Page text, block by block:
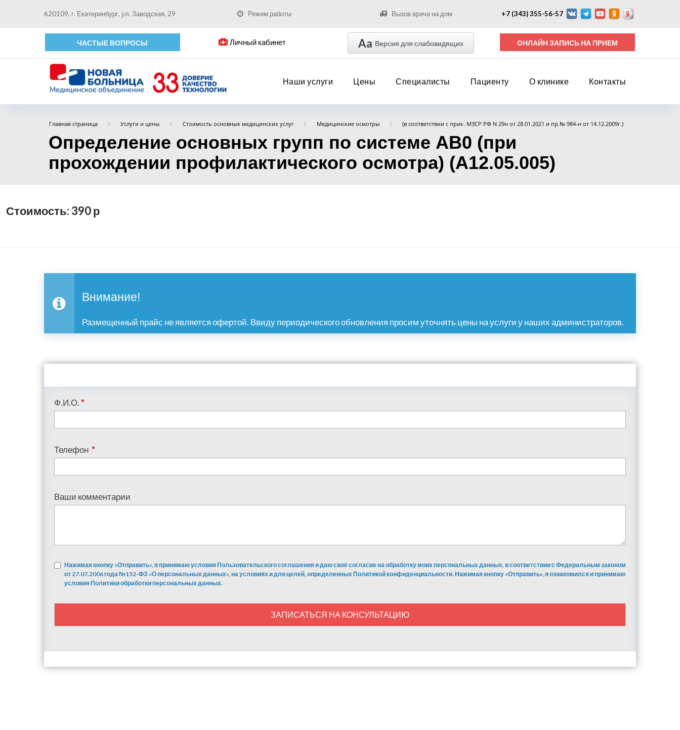
620109, г. Екатеринбург, ул. Заводская, 29 Режим работы Вызов врача на дом +7 (343) 355-56-57
ЧАСТЫЕ ВОПРОСЫ Личный кабинет Aa Версия для слабовидящих ОНЛАЙН ЗАПИСЬ НА ПРИЕМ
Наши услуги Цены Специалисты Пациенту О клинике Контакты
Главная страница Услуги и цены Стоимость основных медицинских услуг Медицинские осмотры (в соответствии с прик. МЗСР РФ N 29н от 28.01.2021 и пр.№ 984-н от 14.12.2009г.)
Определение основных групп по системе AB0 (при
прохождении профилактического осмотра) (A12.05.005)
Стоимость: 390р
Внимание!
Размещенный прайс не является офертой. Ввиду периодического обновления просим уточнять цены на услуги у наших администраторов.
Ф.И.О. *
Телефон *
Ваши комментарии
Нажимая кнопку «Отправить», я принимаю условия Пользовательского соглашения и даю своё согласие на обработку моих персональных данных, в соответствии с Федеральным законом
от 27.07.2006 года №152-ФЗ «О персональных данных», на условиях и для целей, определенных Политикой конфиденциальности. Нажимая кнопку «Отправить», я ознакомился и принимаю
условия Политики обработки персональных данных.
ЗАПИСАТЬСЯ НА КОНСУЛЬТАЦИЮ